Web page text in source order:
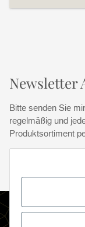
Newsletter
Bitte senden Sie
regelmäßig und
Produktsortiment
Newsletter
Informationen